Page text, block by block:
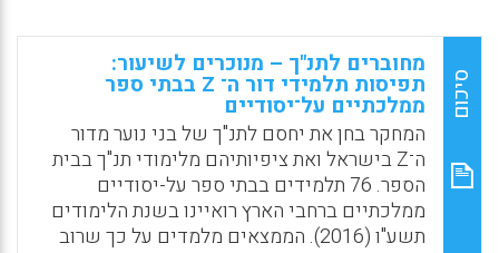
שני עקרונות מרכזיים הובילו אותנו בעיצובה:
אקטיביזם חברתי והיכולת להניע אותו יחדיו. כל
מרכיבי תוכנית ההכשרה הותאמו לכך: סגל
ההוראה, מבנה הלימודים, תוכנית הלימודים,
ההתנסויות השונות והמדדים להצלחה.
WhatsApp
Facebook
Email
X
סיכום
מחוברים לתנ"ך – מנוכרים לשיעור:
תפיסות תלמידי דור ה־ Z בבתי ספר
ממלכתיים על־יסודיים
המחקר בחן את יחסם לתנ"ך של בני נוער מדור
ה־Z בישראל ואת ציפיותיהם מלימודי תנ"ך בבית
הספר. 76 תלמידים בבתי ספר על-יסודיים
ממלכתיים ברחבי הארץ רואיינו בשנת הלימודים
תשע"ו (2016). הממצאים מלמדים על כך שרוב